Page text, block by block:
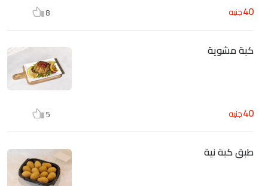
40جنيه 8
كبة مشوية
40جنيه 5
طبق كبة نية